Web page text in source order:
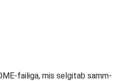
failiga, mis selgitab samm-